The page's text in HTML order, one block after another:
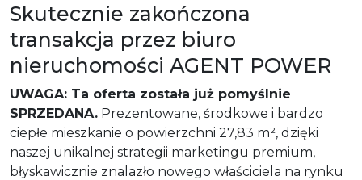
Skutecznie zakończona
transakcja przez biuro
nieruchomości AGENT POWER
UWAGA: Ta oferta została już pomyślnie
SPRZEDANA. Prezentowane, środkowe i bardzo
ciepłe mieszkanie o powierzchni 27,83 m², dzięki
naszej unikalnej strategii marketingu premium,
błyskawicznie znalazło nowego właściciela na rynku